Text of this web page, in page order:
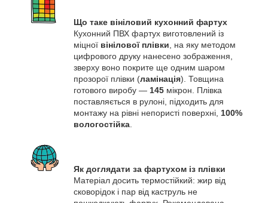
Що таке вініловий кухонний фартух
Кухонний ПВХ фартух виготовлений із
міцної вінілової плівки, на яку методом
цифрового друку нанесено зображення,
зверху воно покрите ще одним шаром
прозорої плівки (ламінація). Товщина
готового виробу — 145 мікрон. Плівка
поставляється в рулоні, підходить для
монтажу на рівні непористі поверхні, 100%
вологостійка.
Як доглядати за фартухом із плівки
Матеріал досить термостійкий: жир від
сковорідок і пар від каструль не